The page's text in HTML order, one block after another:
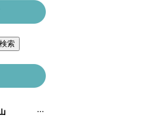
タイラバ 和歌山 遊漁船